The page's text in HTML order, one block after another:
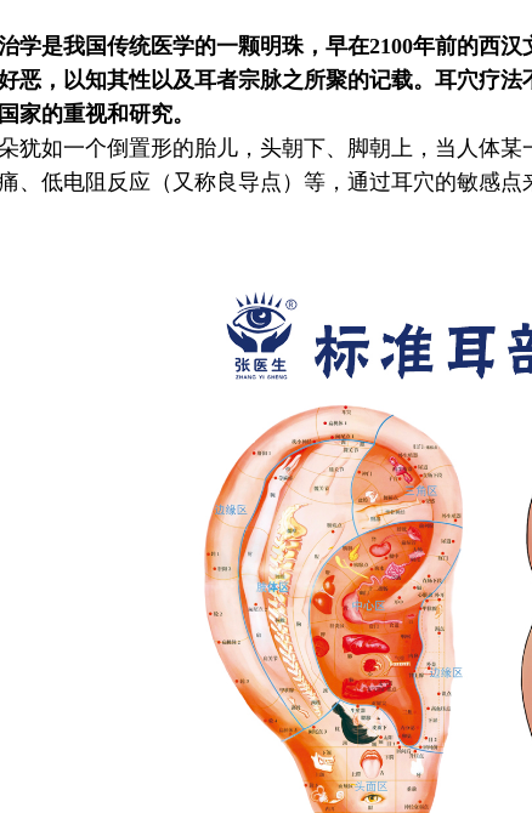
学是我国传统医学的一颗明珠，早在2100年前的西
恶，以知其性以及耳者宗脉之所聚的记载。耳穴疗
家的重视和研究。
犹如一个倒置形的胎儿，头朝下、脚朝上，当人体
、低电阻反应（又称良导点）等，通过耳穴的敏感点